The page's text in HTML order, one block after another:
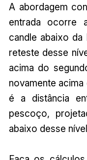
A abordagem
entrada ocorre
candle abaixo
reteste desse
acima do
novamente
é a distância
pescoço,
abaixo desse